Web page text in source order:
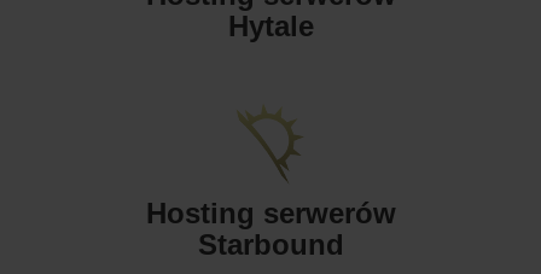
Hytale
Hosting serwerów
Starbound